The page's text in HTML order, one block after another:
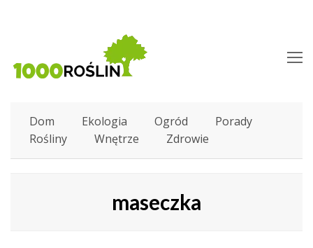
Dom Ekologia Ogród
Porady
Rośliny
Wnętrze Zdrowie
maseczka